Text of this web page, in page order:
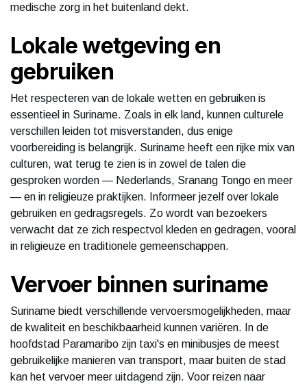
medische zorg in het buitenland dekt.
Lokale wetgeving en
gebruiken
Het respecteren van de lokale wetten en gebruiken is
essentieel in Suriname. Zoals in elk land, kunnen culturele
verschillen leiden tot misverstanden, dus enige
voorbereiding is belangrijk. Suriname heeft een rijke mix van
culturen, wat terug te zien is in zowel de talen die
gesproken worden — Nederlands, Sranang Tongo en meer
— en in religieuze praktijken. Informeer jezelf over lokale
gebruiken en gedragsregels. Zo wordt van bezoekers
verwacht dat ze zich respectvol kleden en gedragen, vooral
in religieuze en traditionele gemeenschappen.
Vervoer binnen suriname
Suriname biedt verschillende vervoersmogelijkheden, maar
de kwaliteit en beschikbaarheid kunnen variëren. In de
hoofdstad Paramaribo zijn taxi's en minibusjes de meest
gebruikelijke manieren van transport, maar buiten de stad
kan het vervoer meer uitdagend zijn. Voor reizen naar